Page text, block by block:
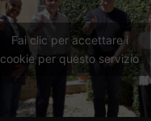
Fai clic per accettare i
cookie per questo servizio